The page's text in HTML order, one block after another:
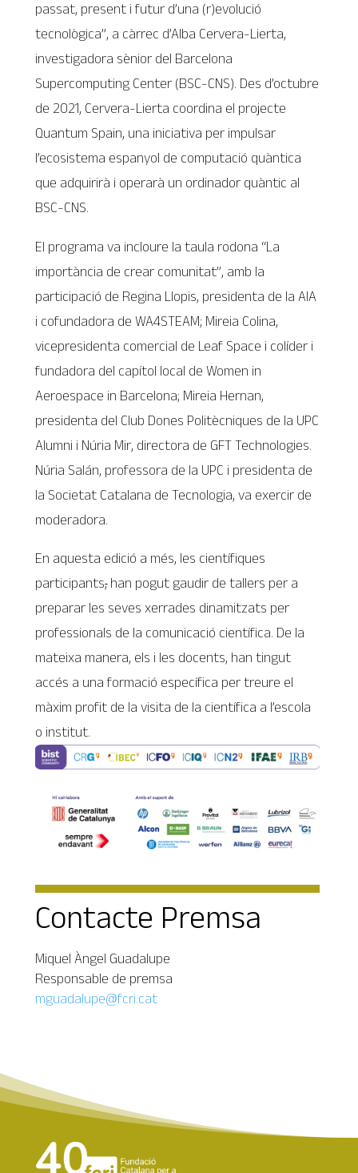
passat, present i futur d’una (r)evolució
tecnològica”, a càrrec d’Alba Cervera-Lierta,
investigadora sènior del Barcelona
Supercomputing Center (BSC-CNS). Des d’octubre
de 2021, Cervera-Lierta coordina el projecte
Quantum Spain, una iniciativa per impulsar
l’ecosistema espanyol de computació quàntica
que adquirirà i operarà un ordinador quàntic al
BSC-CNS.
El programa va incloure la taula rodona “La
importància de crear comunitat”, amb la
participació de Regina Llopis, presidenta de la AIA
i cofundadora de WA4STEAM; Mireia Colina,
vicepresidenta comercial de Leaf Space i colíder i
fundadora del capítol local de Women in
Aeroespace in Barcelona; Mireia Hernan,
presidenta del Club Dones Politècniques de la UPC
Alumni i Núria Mir, directora de GFT Technologies.
Núria Salán, professora de la UPC i presidenta de
la Societat Catalana de Tecnologia, va exercir de
moderadora.
En aquesta edició a més, les científiques
participants,han pogut gaudir de tallers per a
preparar les seves xerrades dinamitzats per
professionals de la comunicació científica. De la
mateixa manera, els i les docents, han tingut
accés a una formació específica per treure el
màxim profit de la visita de la científica a l’escola
o institut.
Contacte Premsa
Miquel Àngel Guadalupe
Responsable de premsa
mguadalupe@fcri.cat